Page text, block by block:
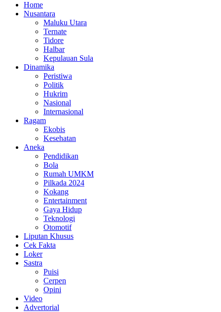
Home
Nusantara
Maluku Utara
Ternate
Tidore
Halbar
Kepulauan Sula
Dinamika
Peristiwa
Politik
Hukrim
Nasional
Internasional
Ragam
Ekobis
Kesehatan
Aneka
Pendidikan
Bola
Rumah UMKM
Pilkada 2024
Kokang
Entertainment
Gaya Hidup
Teknologi
Otomotif
Liputan Khusus
Cek Fakta
Loker
Sastra
Puisi
Cerpen
Opini
Video
Advertorial